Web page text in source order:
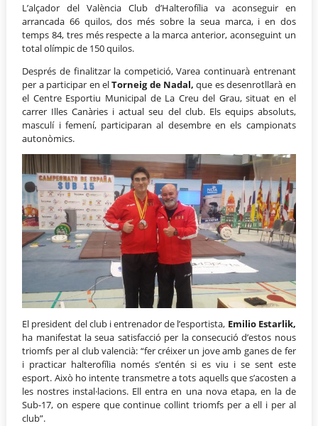
L’alçador del València Club d’Halterofília va aconseguir en
arrancada 66 quilos, dos més sobre la seua marca, i en dos
temps 84, tres més respecte a la marca anterior, aconseguint un
total olímpic de 150 quilos.
Després de finalitzar la competició, Varea continuarà entrenant
per a participar en elTorneig de Nadal, que es desenrotllarà en
el Centre Esportiu Municipal de La Creu del Grau, situat en el
carrer Illes Canàries i actual seu del club. Els equips absoluts,
masculí i femení, participaran al desembre en els campionats
autonòmics.
El president del club i entrenador de l’esportista, Emilio Estarlik,
ha manifestat la seua satisfacció per la consecució d’estos nous
triomfs per al club valencià: “fer créixer un jove amb ganes de fer
i practicar halterofília només s’entén si es viu i se sent este
esport. Això ho intente transmetre a tots aquells que s’acosten a
les nostres instal·lacions. Ell entra en una nova etapa, en la de
Sub-17, on espere que continue collint triomfs per a ell i per al
club”.